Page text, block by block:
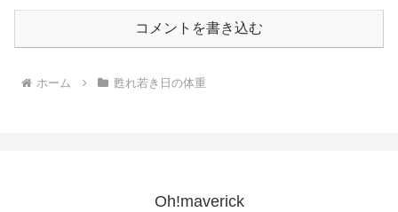
コメントを書き込む
ホーム 甦れ若き日の体重
Oh!maverick